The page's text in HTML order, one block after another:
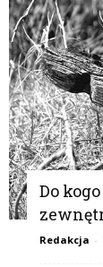
Do
Redakcja -